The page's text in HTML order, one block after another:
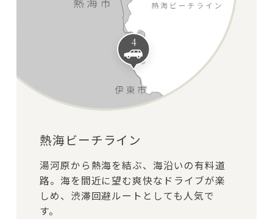
熱海ビーチライン
湯河原から熱海を結ぶ、海沿いの有料道
路。海を間近に望む爽快なドライブが楽
しめ、渋滞回避ルートとしても人気で
す。